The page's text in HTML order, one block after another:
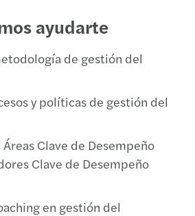
ayudarte
de gestión del
y políticas de gestión del
Clave de Desempeño
Clave de Desempeño
en gestión del